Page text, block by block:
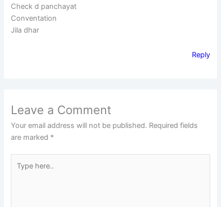
Check d panchayat
Conventation
Jila dhar
Reply
Leave a Comment
Your email address will not be published. Required fields
are marked *
here..